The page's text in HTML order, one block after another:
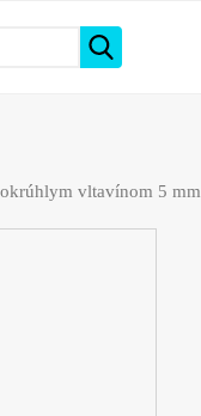
vltavínom 5 mm